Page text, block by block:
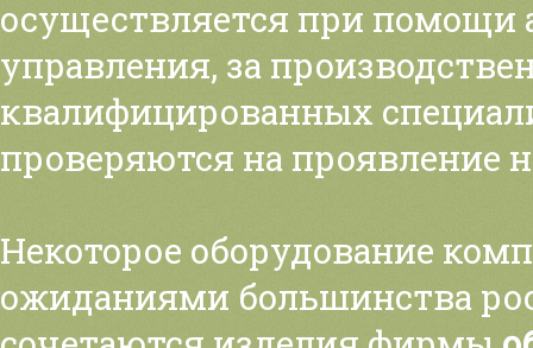
осуществляется при помощи
управления, за
квалифицированных
проверяются на проявление
Некоторое оборудование
ожиданиями большинства